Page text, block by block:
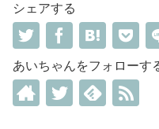
シェアする
あいちゃんをフォローす